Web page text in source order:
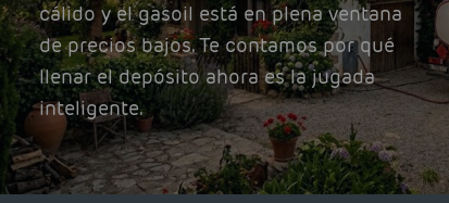
cálido y el gasoil está en plena ventana
de precios bajos. Te contamos por qué
llenar el depósito ahora es la jugada
inteligente.